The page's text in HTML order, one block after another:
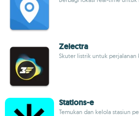
Zelectra
Skuter listrik untuk perjalanan
Stations-e
Temukan dan kelola stasiun